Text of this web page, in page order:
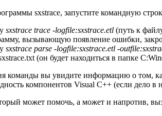
sxstrace, запустите командную
sxstrace trace -logfile:sxstrace.etl (путь к
вызывающую появление ошибки,
sxstrace parse -logfile:sxstrace.etl -
(он будет находиться в папке
команды вы увидите информацию о том,
компонентов Visual C++ (если дело
может помочь, а может и напротив,